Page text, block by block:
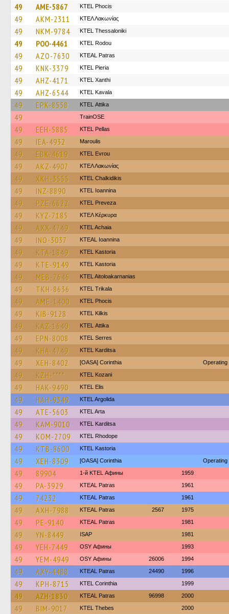
49 AME-5867 ΚΤΕL Phocis
49 AKM-2311 ΚΤΕΛ Λακωνίας
49 NKM-9784 KTEL Thessaloniki
49 POO-4461 ΚΤΕL Rodou
49 AZO-7630 KTEAL Patras
49 KNK-3379 KTEL Pieria
49 AHZ-4171 KTEL Xanthi
49 AHZ-6544 KTEL Kavala
49 EPK-8558 KΤΕL Αttika
49 TrainΟSE
49 EEH-5885 KTEL Pellas
49 IEA-4932 Maroulis
49 EBK-4619 KTEL Evrou
49 AKZ-4907 ΚΤΕΛ Λακωνίας
49 XKH-3555 ΚΤΕL Chalkidikis
49 INZ-8890 KTEL Ioannina
49 PZE-6622 KTEL Preveza
49 KYZ-7185 ΚΤΕΛ Κέρκυρα
49 AXX-4749 KTEL Achaia
49 INO-3037 KTEAL Ioannina
49 KTA-1849 KTEL Kastoria
49 KTE-9149 KTEL Kastoria
49 MEB-7646 KTEL Aitoloakarnanias
49 TKH-8636 ΚΤΕL Τrikala
49 AME-1400 ΚΤΕL Phocis
49 KIB-9128 KTEL Kilkis
49 KAZ-1640 KΤΕL Αttika
49 EPN-8008 KTEL Serres
49 KHA-4749 ΚΤΕL Karditsa
49 XEH-8402 [OASA] Corinthia
49 KZH-**** ΚΤΕL Kozani
49 HAK-9490 KTEL Elis
49 HAH-9349 KTEL Argolida
49 ATE-5603 KTEL Arta
49 KAM-9010 ΚΤΕL Karditsa
49 KOM-2709 KTEL Rhodope
49 KTB-8600 KTEL Kastoria
49 XEH-8309 [OASA] Corinthia
49 89904 1-й KTEL Афины 1959
49 PA-3929 KTEAL Patras 1961
49 74232 KTEAL Patras 1961
49 AXH-7988 KTEAL Patras 2567 1975
49 PE-9140 KTEAL Patras 1981
49 YN-8449 ISAP 1981
49 YEH-7449 OSY Афины 1993
49 YEM-4949 OSY Афины 26006 1994
49 AXY-4488 KTEAL Patras 24490 1996
49 KPH-8715 KTEL Corinthia 1999
49 AZH-1830 KTEAL Patras 96998 2000
49 BIM-9017 KTEL Thebes 2000